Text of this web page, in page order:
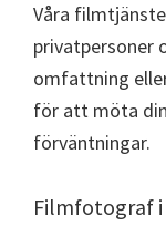
Våra
privatpersoner
omfattning
för att möta
förväntningar.
Filmfotograf